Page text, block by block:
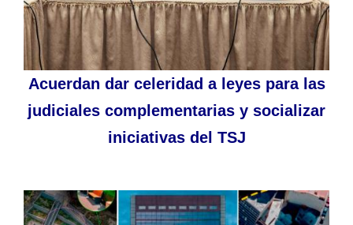
Acuerdan dar celeridad a leyes para las
judiciales complementarias y socializar
iniciativas del TSJ